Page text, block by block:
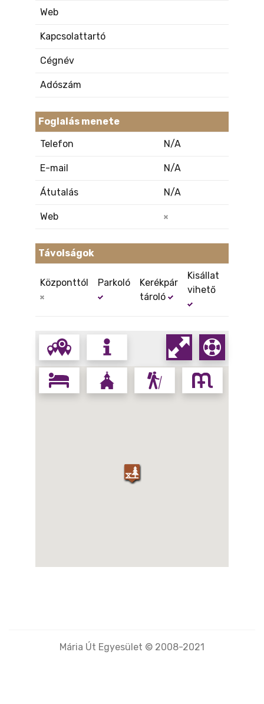
Web
Kapcsolattartó
Cégnév
Adószám
Foglalás menete
Telefon
N/A
E-mail N/A
Átutalás N/A
Web
Távolságok
Központtól Parkoló
Kerékpár
tároló
Kisállat
vihető
Szolgáltatások
Mária Út Egyesület © 2008-2021